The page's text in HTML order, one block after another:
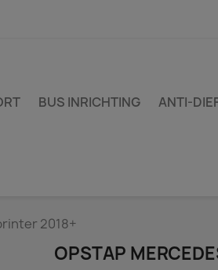
BUS INRICHTING ANTI-
2018+
OPSTAP